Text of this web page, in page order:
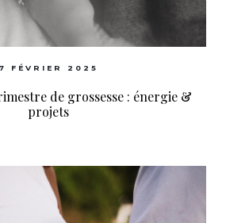
7 FÉVRIER 2025
de grossesse : énergie &
projets